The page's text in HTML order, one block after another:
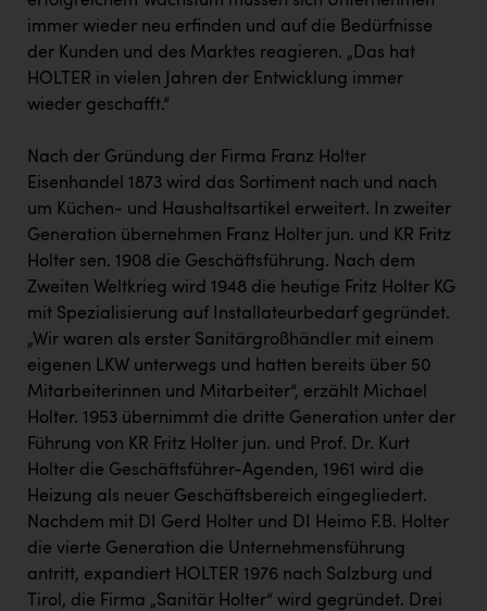
immer wieder neu erfinden und auf die Bedürfnisse
der Kunden und des Marktes reagieren. „Das hat
HOLTER in vielen Jahren der Entwicklung immer
wieder geschafft.“
Nach der Gründung der Firma Franz Holter
Eisenhandel 1873 wird das Sortiment nach und nach
um Küchen- und Haushaltsartikel erweitert. In zweiter
Generation übernehmen Franz Holter jun. und KR Fritz
Holter sen. 1908 die Geschäftsführung. Nach dem
Zweiten Weltkrieg wird 1948 die heutige Fritz Holter KG
mit Spezialisierung auf Installateurbedarf gegründet.
„Wir waren als erster Sanitärgroßhändler mit einem
eigenen LKW unterwegs und hatten bereits über 50
Mitarbeiterinnen und Mitarbeiter“, erzählt Michael
Holter. 1953 übernimmt die dritte Generation unter der
Führung von KR Fritz Holter jun. und Prof. Dr. Kurt
Holter die Geschäftsführer-Agenden, 1961 wird die
Heizung als neuer Geschäftsbereich eingegliedert.
Nachdem mit DI Gerd Holter und DI Heimo F.B. Holter
die vierte Generation die Unternehmensführung
antritt, expandiert HOLTER 1976 nach Salzburg und
Tirol, die Firma „Sanitär Holter“ wird gegründet. Drei